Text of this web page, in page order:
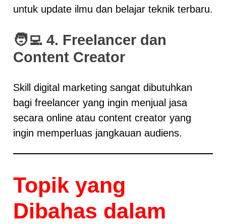
untuk update ilmu dan belajar teknik terbaru.
🧑‍💻 4. Freelancer dan
Content Creator
Skill digital marketing sangat dibutuhkan
bagi freelancer yang ingin menjual jasa
secara online atau content creator yang
ingin memperluas jangkauan audiens.
Topik yang
Dibahas dalam